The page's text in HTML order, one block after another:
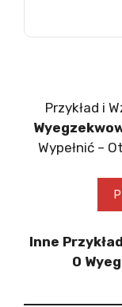
Przykład i
Wypełnić –
Inne
O